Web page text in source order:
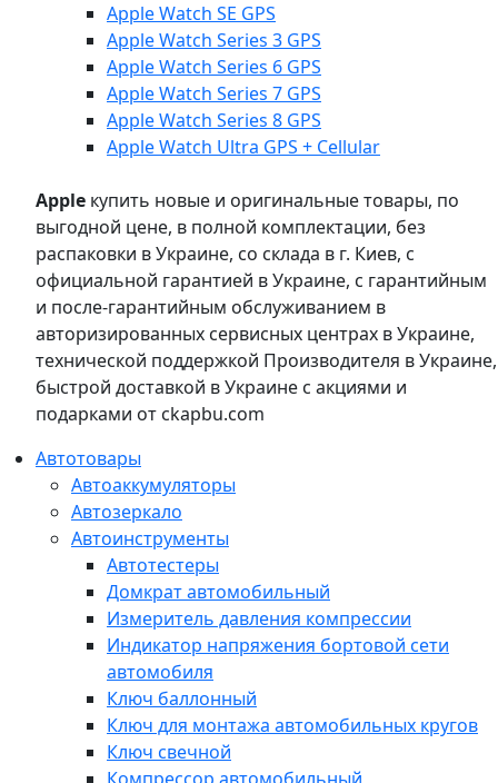
Apple Watch SE GPS
Apple Watch Series 3 GPS
Apple Watch Series 6 GPS
Apple Watch Series 7 GPS
Apple Watch Series 8 GPS
Apple Watch Ultra GPS + Cellular
Apple купить новые и оригинальные товары, по
выгодной цене, в полной комплектации, без
распаковки в Украине, со склада в г. Киев, с
официальной гарантией в Украине, с гарантийным
и после-гарантийным обслуживанием в
авторизированных сервисных центрах в Украине,
технической поддержкой Производителя в Украине,
быстрой доставкой в Украине с акциями и
подарками от ckapbu.com
Автотовары
Автоаккумуляторы
Автозеркало
Автоинструменты
Автотестеры
Домкрат автомобильный
Измеритель давления компрессии
Индикатор напряжения бортовой сети
автомобиля
Ключ баллонный
Ключ для монтажа автомобильных кругов
Ключ свечной